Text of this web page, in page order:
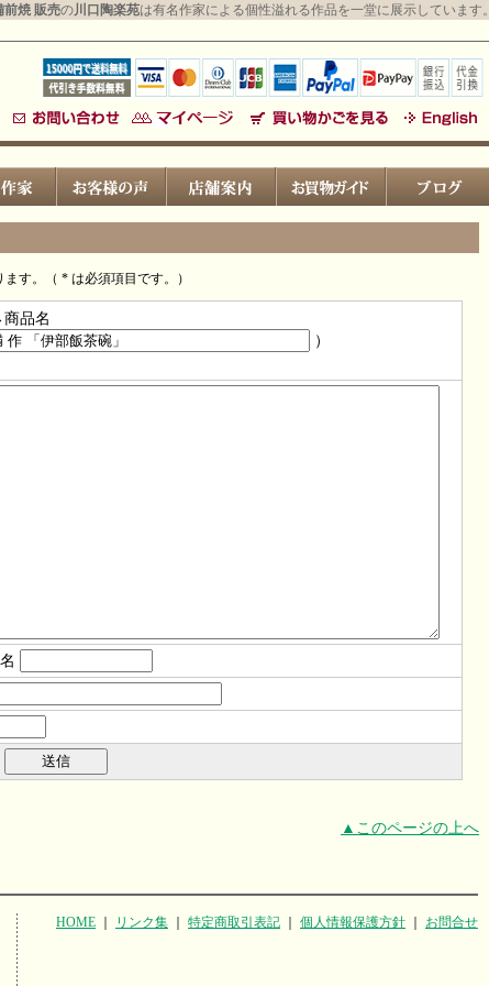
前焼 販売の川口陶楽苑は有名作家による個性溢れる作品を一堂に展示しています。
す。（ * は必須項目です。）
品名
）
名
▲このページの上へ
HOME リンク集 特定商取引表記 個人情報保護方針 お問合せ